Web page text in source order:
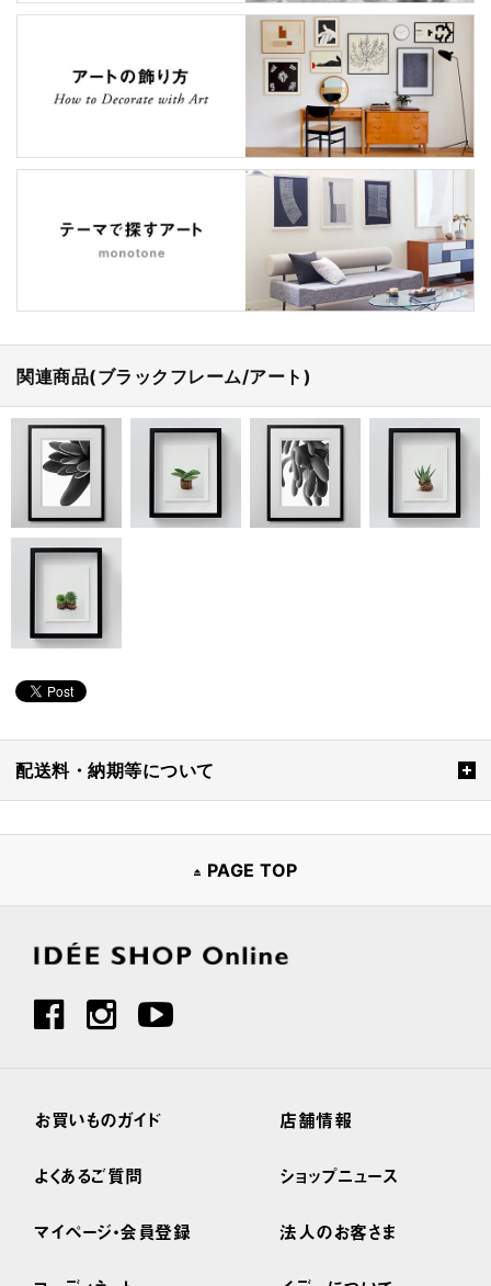
関連商品(ブラックフレーム/アート)
配送料・納期等について
PAGE TOP
お買いものガイド
よくあるご質問
マイページ・会員登録
店舗情報
ショップニュース
法人のお客さま